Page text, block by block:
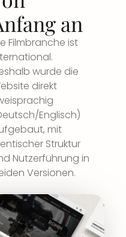
an
Filmbranche ist
wurde die
direkt
Englisch)
mit
Struktur
Nutzerführung in
Versionen.